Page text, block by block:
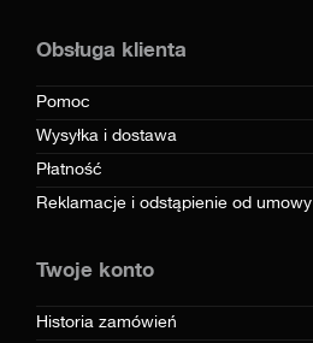
Obsługa klienta
Pomoc
Wysyłka i dostawa
Płatność
Reklamacje i odstąpienie od umowy
Twoje konto
Historia zamówień